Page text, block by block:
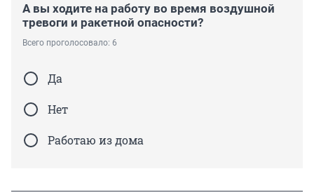
А вы ходите на работу во время воздушной
тревоги и ракетной опасности?
Всего проголосовало: 6
Да
Нет
Работаю из дома